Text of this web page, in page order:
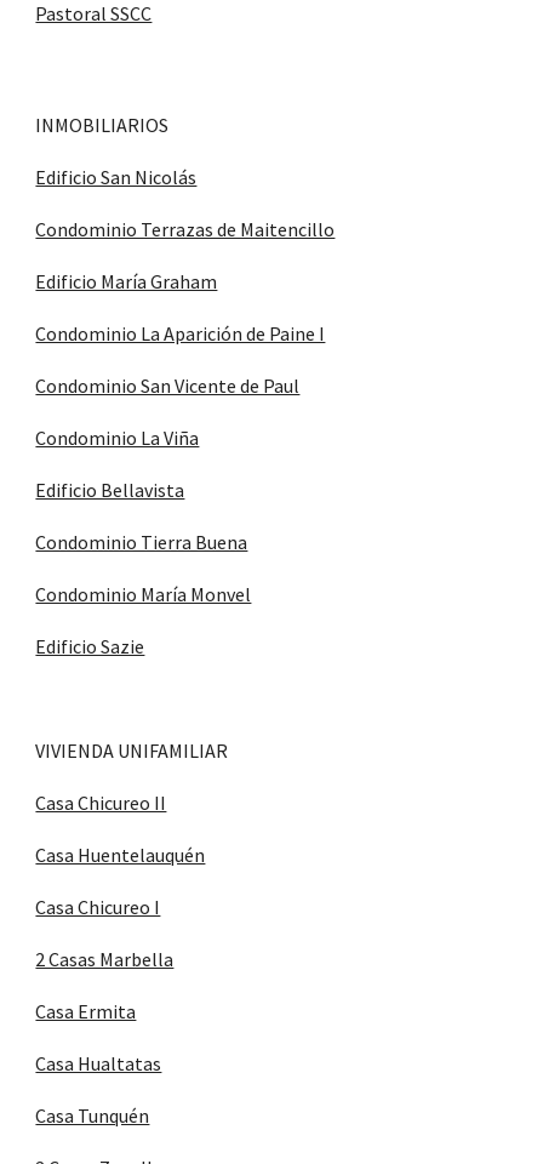
Pastoral SSCC
INMOBILIARIOS
Edificio San Nicolás
Condominio Terrazas de Maitencillo
Edificio María Graham
Condominio La Aparición de Paine I
Condominio San Vicente de Paul
Condominio La Viña
Edificio Bellavista
Condominio Tierra Buena
Condominio María Monvel
Edificio Sazie
VIVIENDA UNIFAMILIAR
Casa Chicureo II
Casa Huentelauquén
Casa Chicureo I
2 Casas Marbella
Casa Ermita
Casa Hualtatas
Casa Tunquén